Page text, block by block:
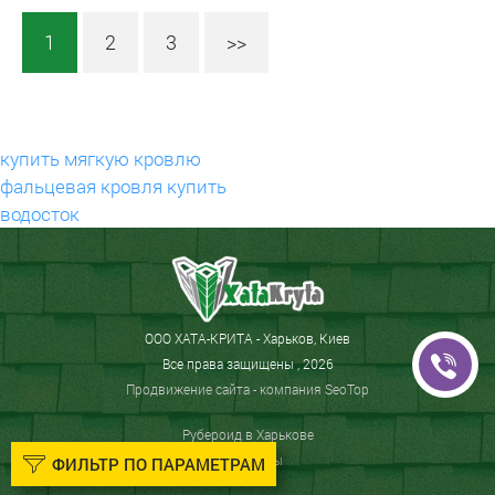
ФИЛЬТР ПО ПАРАМЕТРАМ
1 2 3 >>
купить мягкую кровлю
фальцевая кровля купить
водосток
ООО ХАТА-КРИТА - Харьков, Киев
Все права защищены , 2026
Продвижение сайта- компания SeoTop
Рубероид в Харькове
ОСБ плиты